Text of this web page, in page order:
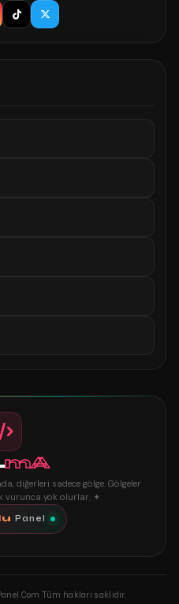
mA
diğerleri sadece gölge. Gölgeler
vurunca yok olurlar. ✦
Panel
Tüm hakları saklıdır.